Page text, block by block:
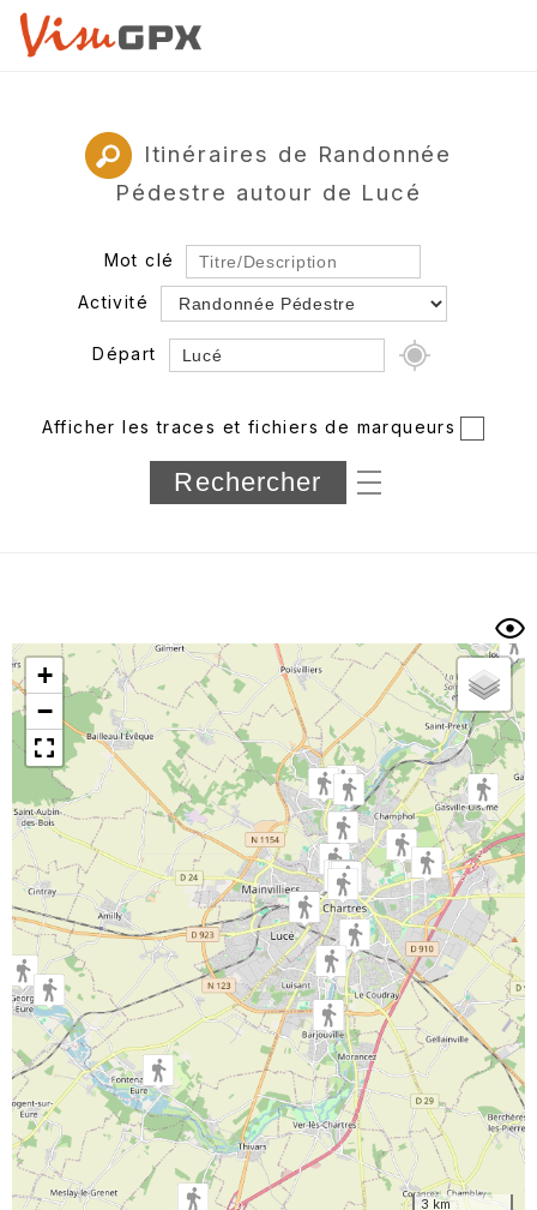
Itinéraires de Randonnée
Pédestre autour de Lucé
Mot clé
Activité
Départ
Département
Longueur min/max
Trier par
Horodatage Photos
Afficher les traces et fichiers de marqueurs
+
−
3 km